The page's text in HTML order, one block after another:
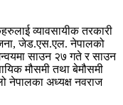
व्यावसायीक तरकारी
जेड.एस.एल. नेपालको
साउन २७ गते र साउन
मौसमी तथा बेमौसमी
नेपालका अध्यक्ष नवराज